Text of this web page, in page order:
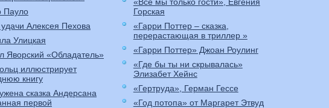
Пауло
Алексея Пехова
Улицкая
Яворский «Обладатель»
иллюстрирует
книгу
сказка Андерсана
первой
Горская
«Гарри Поттер – сказка,
перерастающая в триллер »
«Гарри Поттер» Джоан Роулинг
«Где бы ты ни скрывалась»
Элизабет Хейнс
«Гертруда», Герман Гессе
«Год потопа» от Маргарет Этвуд